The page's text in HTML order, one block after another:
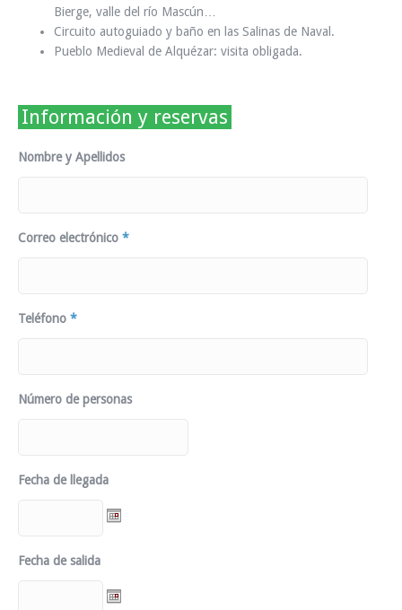
Bierge, valle del río Mascún…
Circuito autoguiado y baño en las Salinas de Naval.
Pueblo Medieval de Alquézar: visita obligada.
Información y reservas
Nombre y Apellidos
Correo electrónico *
Teléfono *
Número de personas
Fecha de llegada
Fecha de salida